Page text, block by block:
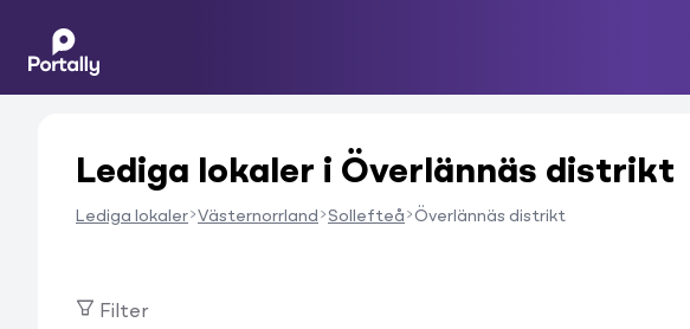
Lediga lokaler i Överlännäs distrikt
Lediga lokaler Västernorrland Sollefteå Överlännäs distrikt
Filter